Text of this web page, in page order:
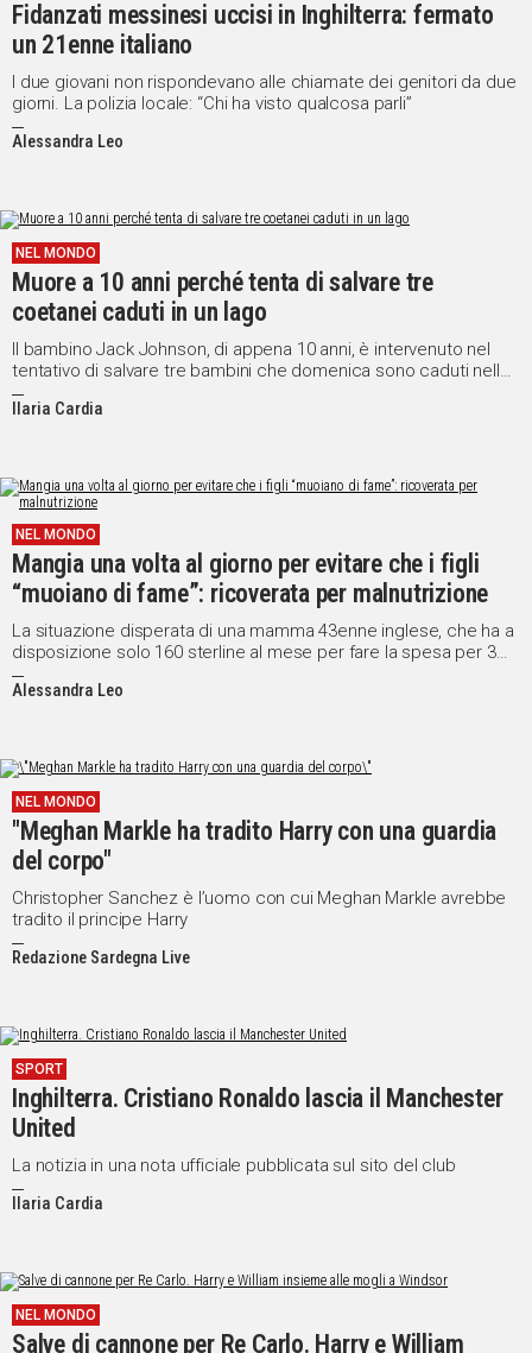
Fidanzati messinesi uccisi in Inghilterra: fermato
un 21enne italiano
I due giovani non rispondevano alle chiamate dei genitori da due
giorni. La polizia locale: “Chi ha visto qualcosa parli”
Alessandra Leo
NEL MONDO
Muore a 10 anni perché tenta di salvare tre
coetanei caduti in un lago
Il bambino Jack Johnson, di appena 10 anni, è intervenuto nel
tentativo di salvare tre bambini che domenica sono caduti nelle
fredde acque di un lago a Solihull, in Inghilterra
Ilaria Cardia
NEL MONDO
Mangia una volta al giorno per evitare che i figli
“muoiano di fame”: ricoverata per malnutrizione
La situazione disperata di una mamma 43enne inglese, che ha a
disposizione solo 160 sterline al mese per fare la spesa per 3
persone
Alessandra Leo
NEL MONDO
"Meghan Markle ha tradito Harry con una guardia
del corpo"
Christopher Sanchez è l’uomo con cui Meghan Markle avrebbe
tradito il principe Harry
Redazione Sardegna Live
SPORT
Inghilterra. Cristiano Ronaldo lascia il Manchester
United
La notizia in una nota ufficiale pubblicata sul sito del club
Ilaria Cardia
NEL MONDO
Salve di cannone per Re Carlo. Harry e William